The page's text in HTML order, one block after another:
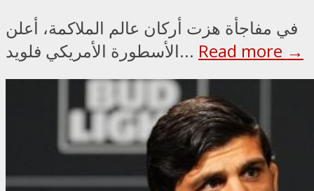
في مفاجأة هزت أركان عالم الملاكمة، أعلن
الأسطورة الأمريكي فلويد... Read more →